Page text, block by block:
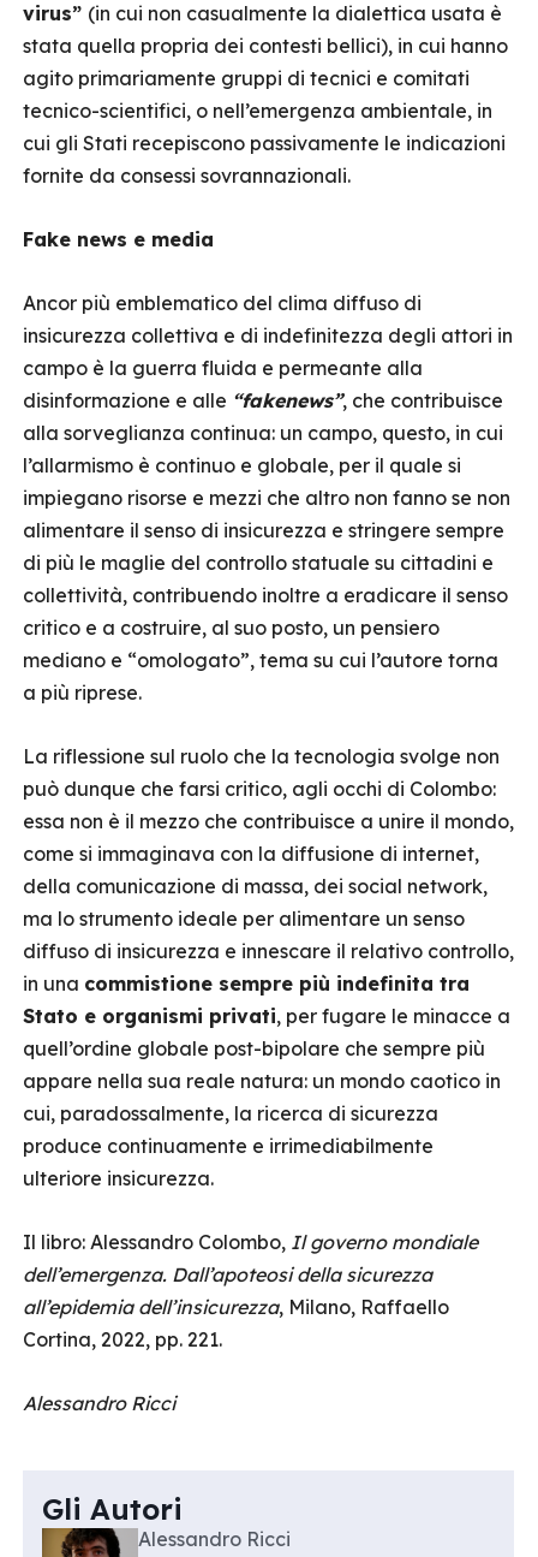
virus” (in cui non casualmente la dialettica usata è
stata quella propria dei contesti bellici), in cui hanno
agito primariamente gruppi di tecnici e comitati
tecnico-scientifici, o nell’emergenza ambientale, in
cui gli Stati recepiscono passivamente le indicazioni
fornite da consessi sovrannazionali.
Fake news e media
Ancor più emblematico del clima diffuso di
insicurezza collettiva e di indefinitezza degli attori in
campo è la guerra fluida e permeante alla
disinformazione e alle “fakenews”, che contribuisce
alla sorveglianza continua: un campo, questo, in cui
l’allarmismo è continuo e globale, per il quale si
impiegano risorse e mezzi che altro non fanno se non
alimentare il senso di insicurezza e stringere sempre
di più le maglie del controllo statuale su cittadini e
collettività, contribuendo inoltre a eradicare il senso
critico e a costruire, al suo posto, un pensiero
mediano e “omologato”, tema su cui l’autore torna
a più riprese.
La riflessione sul ruolo che la tecnologia svolge non
può dunque che farsi critico, agli occhi di Colombo:
essa non è il mezzo che contribuisce a unire il mondo,
come si immaginava con la diffusione di internet,
della comunicazione di massa, dei social network,
ma lo strumento ideale per alimentare un senso
diffuso di insicurezza e innescare il relativo controllo,
in una commistione sempre più indefinita tra
Stato e organismi privati, per fugare le minacce a
quell’ordine globale post-bipolare che sempre più
appare nella sua reale natura: un mondo caotico in
cui, paradossalmente, la ricerca di sicurezza
produce continuamente e irrimediabilmente
ulteriore insicurezza.
Il libro: Alessandro Colombo, Il governo mondiale
dell’emergenza. Dall’apoteosi della sicurezza
all’epidemia dell’insicurezza, Milano, Raffaello
Cortina, 2022, pp. 221.
Alessandro Ricci
Gli Autori
Alessandro Ricci